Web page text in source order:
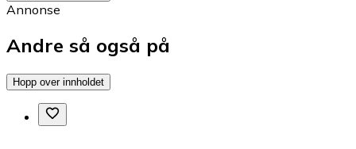
Annonse
Andre så også på
Hopp over innholdet